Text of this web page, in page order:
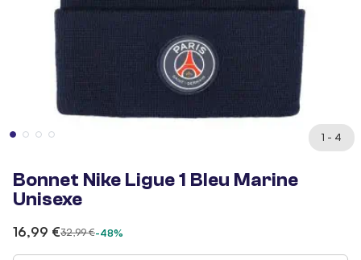
1 - 4
Bonnet Nike Ligue 1 Bleu Marine
Unisexe
16,99 €32,99 €-48%